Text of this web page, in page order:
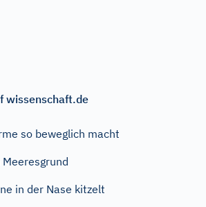
wissenschaft.de
so beweglich macht
in der Nase kitzelt